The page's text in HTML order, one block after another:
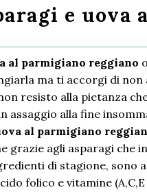
e uova
al parmigiano reggiano
ma ti accorgi di
resisto alla pietanza
assaggio alla fine
al parmigiano
grazie agli asparagi che
di stagione, sono
folico e vitamine